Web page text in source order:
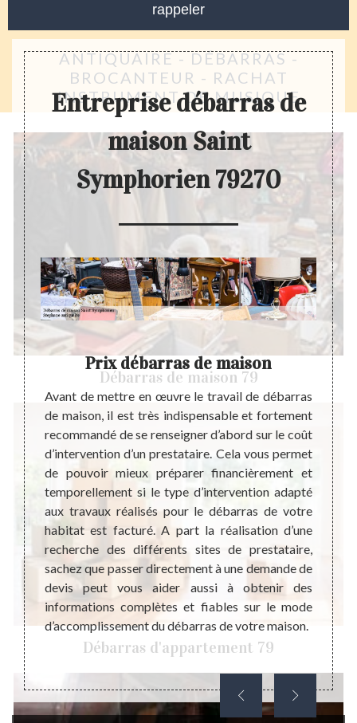
ANTIQUAIRE - DÉBARRAS -
BROCANTEUR - RACHAT
INSTRUMENT DE MUSIQUE
Débarras de maison 79
Débarras d'appartement 79
Entreprise débarras de
maison Saint
Symphorien 79270
à un
ce
Et
un
à
au
Prix débarras de maison
Avant de mettre en œuvre le travail de débarras
de maison, il est très indispensable et fortement
recommandé de se renseigner d’abord sur le coût
d’intervention d’un prestataire. Cela vous permet
de pouvoir mieux préparer financièrement et
temporellement si le type d’intervention adapté
aux travaux réalisés pour le débarras de votre
habitat est facturé. A part la réalisation d’une
recherche des différents sites de prestataire,
sachez que passer directement à une demande de
devis peut vous aider aussi à obtenir des
informations complètes et fiables sur le mode
d’accomplissement du débarras de votre maison.
mise
de
vos
pas
avoir